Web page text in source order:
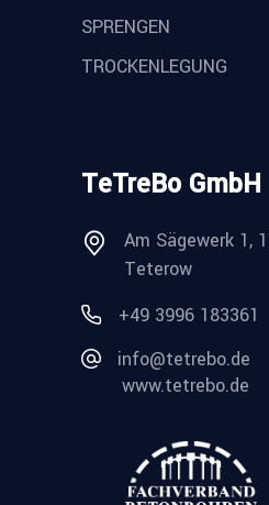
SPRENGEN
TROCKENLEGUNG
TeTreBo GmbH
Am Sägewerk 1,
Teterow
+49 3996 183361
info@tetrebo.de
www.tetrebo.de